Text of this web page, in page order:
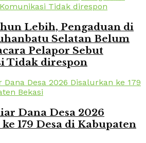
Lebih, Pengaduan di
Selatan Belum
Pelapor Sebut
Tidak direspon
Dana Desa 2026
179 Desa di Kabupaten